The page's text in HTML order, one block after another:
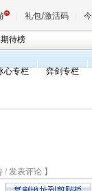
礼包/激活码
待榜
心专栏 弈剑专栏
/ 发表评论】